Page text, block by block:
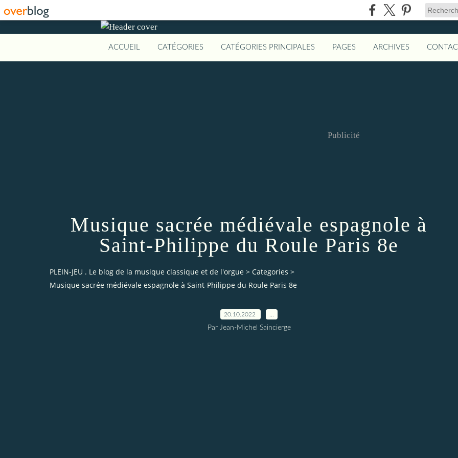
ACCUEIL CATÉGORIES CATÉGORIES PRINCIPALES PAGES ARCHIVES
Publicité
Musique sacrée médiévale espagnole à
Saint-Philippe du Roule Paris 8e
PLEIN-JEU . Le blog de la musique classique et de l'orgue > Categories >
Musique sacrée médiévale espagnole à Saint-Philippe du Roule Paris 8e
20.10.2022
Par Jean-Michel Saincierge